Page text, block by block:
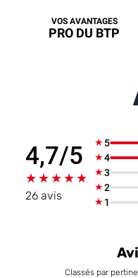
VOS AVANTAGES
PRO DU BTP
4,7/5
★★★★★
★★★★★
26 avis
★5
★4
★3
★2
★1
Classés par